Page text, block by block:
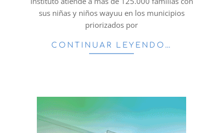
sus niñas y niños wayuu en los municipios
priorizados por
CONTINUAR LEYENDO…